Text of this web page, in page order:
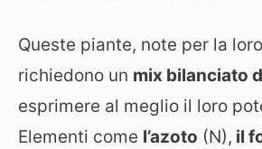
Queste piante, note per la
richiedono un mix bilanciato
esprimere al meglio il loro
Elementi come l’azoto (N), il